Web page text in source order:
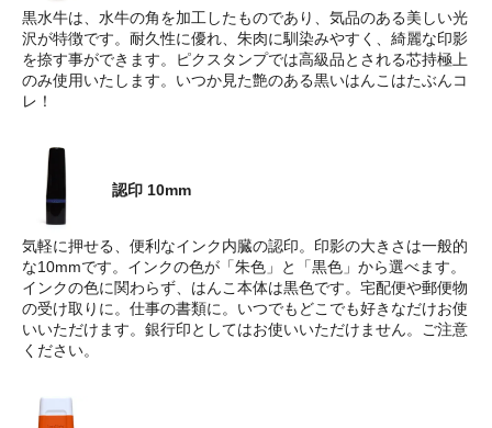
黒水牛は、水牛の角を加工したものであり、気品のある美しい光
沢が特徴です。耐久性に優れ、朱肉に馴染みやすく、綺麗な印影
を捺す事ができます。ピクスタンプでは高級品とされる芯持極上
のみ使用いたします。いつか見た艶のある黒いはんこはたぶんコ
レ！
認印 10mm
気軽に押せる、便利なインク内臓の認印。印影の大きさは一般的
な10mmです。インクの色が「朱色」と「黒色」から選べます。
インクの色に関わらず、はんこ本体は黒色です。宅配便や郵便物
の受け取りに。仕事の書類に。いつでもどこでも好きなだけお使
いいただけます。銀行印としてはお使いいただけません。ご注意
ください。